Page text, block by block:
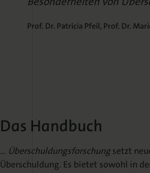
Prof. Dr. Patricia Pfeil, Prof. Dr.
Das Handbuch
… Überschuldungsforschungsetzt
Überschuldung. Es bietet sowohl in